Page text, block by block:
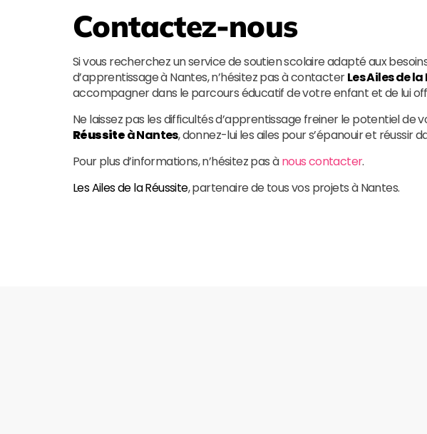
Contactez-nous
Si vous recherchez un service de soutien scolaire adapté aux
d’apprentissage à Nantes, n’hésitez pas à contacterLes Ailes de
accompagner dans le parcours éducatif de votre enfant et de lui
Ne laissez pas les difficultés d’apprentissage freiner le potentiel de
Réussiteà Nantes, donnez-lui les ailes pour s’épanouir et réussir
Pour plus d’informations, n’hésitez pas ànous contacter.
Les Ailes de la Réussite, partenaire de tous vos projets à Nantes.